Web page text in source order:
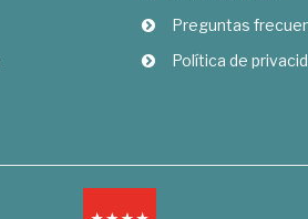
Preguntas
Política de